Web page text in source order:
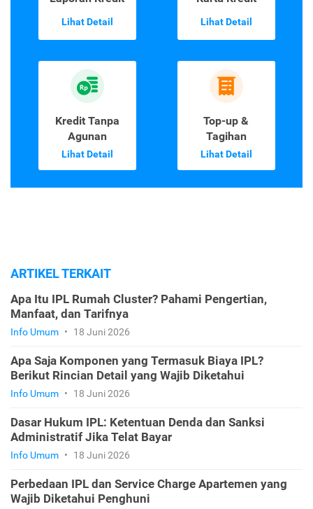
Lihat Detail Lihat Detail
Kredit Tanpa
Agunan
Lihat Detail
Top-up &
Tagihan
Lihat Detail
ARTIKEL TERKAIT
Apa Itu IPL Rumah Cluster? Pahami Pengertian,
Manfaat, dan Tarifnya
Info Umum • 18 Juni 2026
Apa Saja Komponen yang Termasuk Biaya IPL?
Berikut Rincian Detail yang Wajib Diketahui
Info Umum • 18 Juni 2026
Dasar Hukum IPL: Ketentuan Denda dan Sanksi
Administratif Jika Telat Bayar
Info Umum • 18 Juni 2026
Perbedaan IPL dan Service Charge Apartemen yang
Wajib Diketahui Penghuni